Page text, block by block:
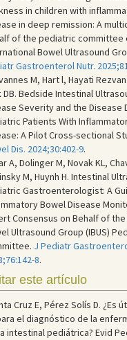
in children with
in deep remission: A
of the pediatric committee
Bowel Ultrasound
Gastroenterol Nutr.
M, Hart l, Hayati Rezvan
DB. Bedside Intestinal
Severity and the Disease
Patients With
A Pilot Cross-sectional
Dis. 2024;30:402-9.
A, Dolinger M, Novak KL,
M, Huynh H. Intestinal
Gastroenterologist: A
Bowel Disease
Consensus on Behalf of
Ultrasound Group (IBUS)
J Pediatr
8.
este artículo
Cruz E, Pérez Solís D. ¿Es
el diagnóstico de la
intestinal pediátrica? Evid